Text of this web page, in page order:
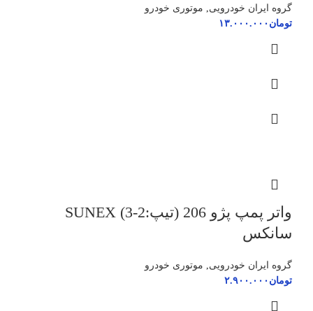
گروه ایران خودرویی, موتوری خودرو
تومان ۱۳.۰۰۰.۰۰۰
واتر پمپ پژو 206 (تیپ:2-3) SUNEX
سانکس
گروه ایران خودرویی, موتوری خودرو
تومان ۲.۹۰۰.۰۰۰